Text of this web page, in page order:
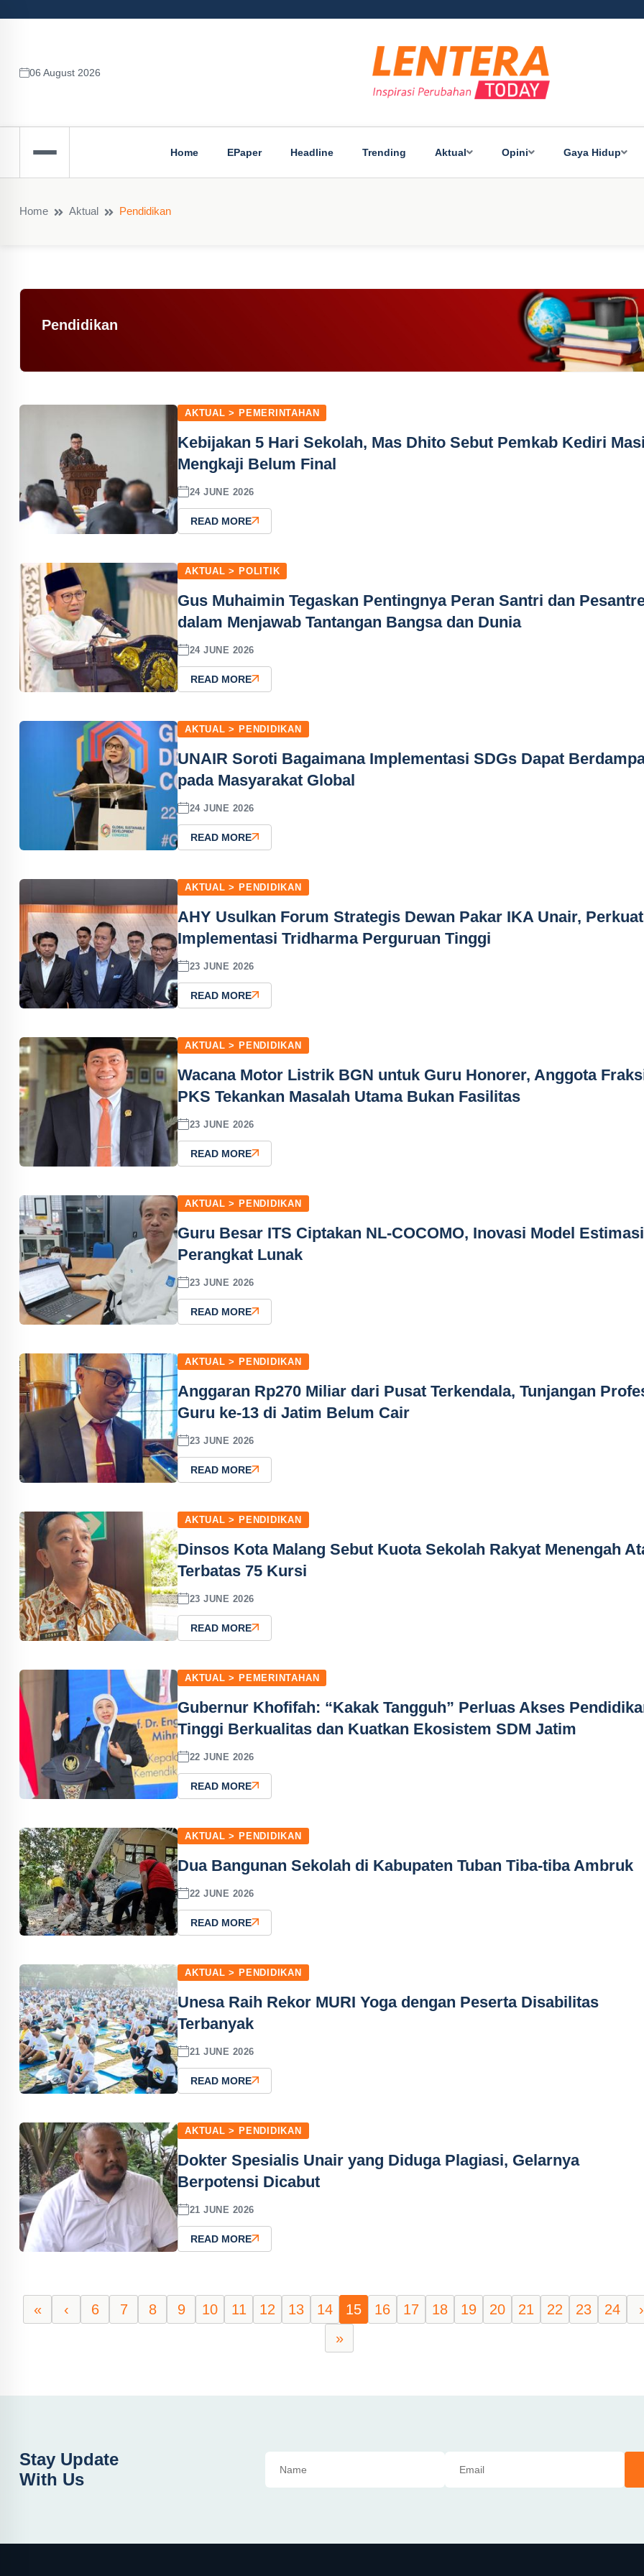
06 August 2026
Home EPaper Headline Trending Aktual Opini Gaya Hidup
Home Aktual Pendidikan
Pendidikan
AKTUAL > PEMERINTAHAN
Kebijakan 5 Hari Sekolah, Mas Dhito Sebut Pemkab Kediri
Mengkaji Belum Final
24 JUNE 2026
READ MORE
AKTUAL > POLITIK
Gus Muhaimin Tegaskan Pentingnya Peran Santri dan
dalam Menjawab Tantangan Bangsa dan Dunia
24 JUNE 2026
READ MORE
AKTUAL > PENDIDIKAN
UNAIR Soroti Bagaimana Implementasi SDGs Dapat
pada Masyarakat Global
24 JUNE 2026
READ MORE
AKTUAL > PENDIDIKAN
AHY Usulkan Forum Strategis Dewan Pakar IKA Unair, Perkuat
Implementasi Tridharma Perguruan Tinggi
23 JUNE 2026
READ MORE
AKTUAL > PENDIDIKAN
Wacana Motor Listrik BGN untuk Guru Honorer, Anggota
PKS Tekankan Masalah Utama Bukan Fasilitas
23 JUNE 2026
READ MORE
AKTUAL > PENDIDIKAN
Guru Besar ITS Ciptakan NL-COCOMO, Inovasi Model Estimasi
Perangkat Lunak
23 JUNE 2026
READ MORE
AKTUAL > PENDIDIKAN
Anggaran Rp270 Miliar dari Pusat Terkendala, Tunjangan
Guru ke-13 di Jatim Belum Cair
23 JUNE 2026
READ MORE
AKTUAL > PENDIDIKAN
Dinsos Kota Malang Sebut Kuota Sekolah Rakyat Menengah
Terbatas 75 Kursi
23 JUNE 2026
READ MORE
AKTUAL > PEMERINTAHAN
Gubernur Khofifah: “Kakak Tangguh” Perluas Akses
Tinggi Berkualitas dan Kuatkan Ekosistem SDM Jatim
22 JUNE 2026
READ MORE
AKTUAL > PENDIDIKAN
Dua Bangunan Sekolah di Kabupaten Tuban Tiba-tiba Ambruk
22 JUNE 2026
READ MORE
AKTUAL > PENDIDIKAN
Unesa Raih Rekor MURI Yoga dengan Peserta Disabilitas
Terbanyak
21 JUNE 2026
READ MORE
AKTUAL > PENDIDIKAN
Dokter Spesialis Unair yang Diduga Plagiasi, Gelarnya
Berpotensi Dicabut
21 JUNE 2026
READ MORE
« ‹ 6 7 8 9 10 11 12 13 14 15 16 17 18 19 20 21 22 23 24
›
»
Stay Update
With Us